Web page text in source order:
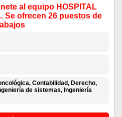
al equipo HOSPITAL
Se ofrecen 26 puestos de
Contabilidad, Derecho,
de sistemas, Ingeniería